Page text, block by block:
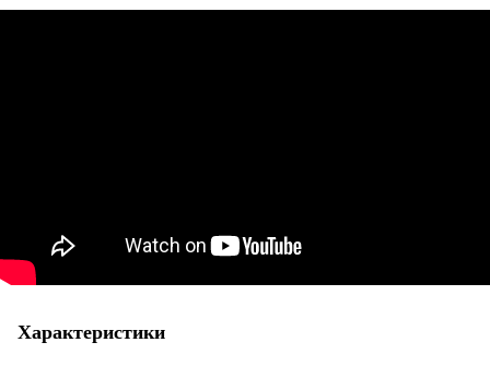
Характеристики